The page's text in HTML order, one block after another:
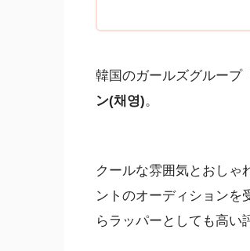
韓国のガールズグループ「
ン(채영)。
クールな雰囲気とおしゃ
ントのオーディションを
らラッパーとしても高い